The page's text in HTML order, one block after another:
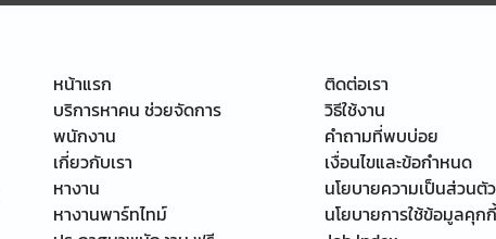
หน้าแรก
บริการหาคน ช่วยจัดการ
พนักงาน
เกี่ยวกับเรา
หางาน
หางานพาร์ทไทม์
ติดต่อเรา
วิธีใช้งาน
คำถามที่พบบ่อย
เงื่อนไขและข้อกำหนด
นโยบายความเป็นส่วนตัว
นโยบายการใช้ข้อมูลคุกกี้